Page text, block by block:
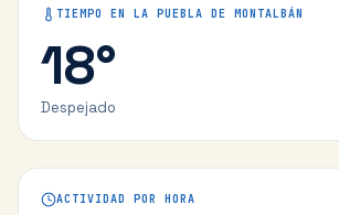
TIEMPO EN LA PUEBLA DE MONTALBÁN
18°
Despejado
ACTIVIDAD POR HORA